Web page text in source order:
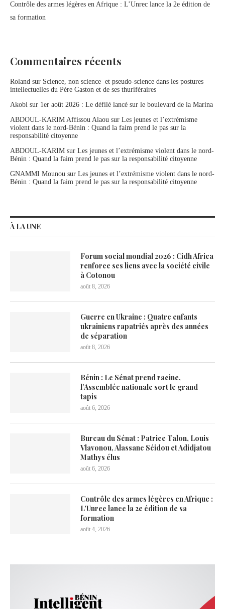
Contrôle des armes légères en Afrique : L’Unrec lance la 2e édition de
sa formation
Commentaires récents
Roland sur Science, non science et pseudo-science dans les postures
intellectuelles du Père Gaston et de ses thuriféraires
Akobi sur 1er août 2026 : Le défilé lancé sur le boulevard de la Marina
ABDOUL-KARIM Affissou Alaou sur Les jeunes et l’extrémisme
violent dans le nord-Bénin : Quand la faim prend le pas sur la
responsabilité citoyenne
ABDOUL-KARIM sur Les jeunes et l’extrémisme violent dans le nord-
Bénin : Quand la faim prend le pas sur la responsabilité citoyenne
GNAMMI Mounou sur Les jeunes et l’extrémisme violent dans le nord-
Bénin : Quand la faim prend le pas sur la responsabilité citoyenne
À LA UNE
Forum social mondial 2026 : Cidh Africa
renforce ses liens avec la société civile
à Cotonou
août 8, 2026
Guerre en Ukraine : Quatre enfants
ukrainiens rapatriés après des années
de séparation
août 8, 2026
Bénin : Le Sénat prend racine,
l’Assemblée nationale sort le grand
tapis
août 6, 2026
Bureau du Sénat : Patrice Talon, Louis
Vlavonou, Alassane Séidou et Adidjatou
Mathys élus
août 6, 2026
Contrôle des armes légères en Afrique :
L’Unrec lance la 2e édition de sa
formation
août 4, 2026